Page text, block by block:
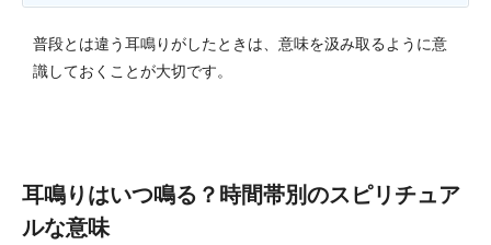
普段とは違う耳鳴りがしたときは、意味を汲み取るように意
識しておくことが大切です。
耳鳴りはいつ鳴る？時間帯別のスピリチュア
ルな意味